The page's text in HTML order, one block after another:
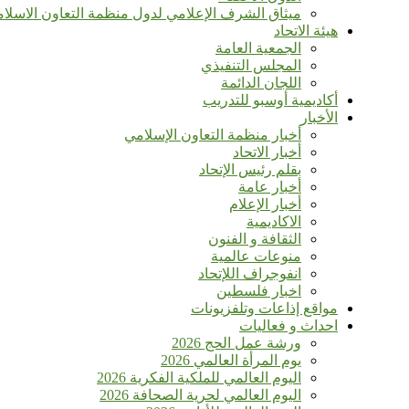
ميثاق الشرف الإعلامي لدول منظمة التعاون
هيئة الاتحاد
الجمعية العامة
المجلس التنفيذي
اللجان الدائمة
أكاديمية أوسبو للتدريب
الأخبار
أخبار منظمة التعاون الإسلامي
أخبار الاتحاد
بقلم رئيس الإتحاد
أخبار عامة
أخبار الإعلام
الاكاديمية
الثقافة و الفنون
منوعات عالمية
انفوجراف اللإتحاد
اخبار فلسطين
مواقع إذاعات وتلفزيونات
احداث و فعاليات
ورشة عمل الحج 2026
يوم المرأة العالمي 2026
اليوم العالمي للملكية الفكرية 2026
اليوم العالمي لحرية الصحافة 2026